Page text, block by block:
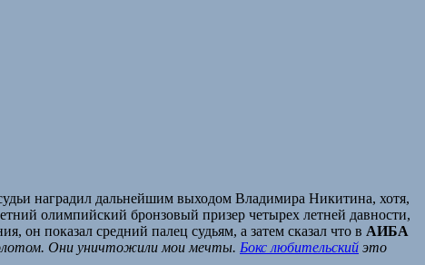
наградил дальнейшим выходом Владимира Никитина, хотя,
олимпийский бронзовый призер четырех летней давности,
он показал средний палец судьям, а затем сказал что в АИБА
Они уничтожили мои мечты. Бокс любительский это